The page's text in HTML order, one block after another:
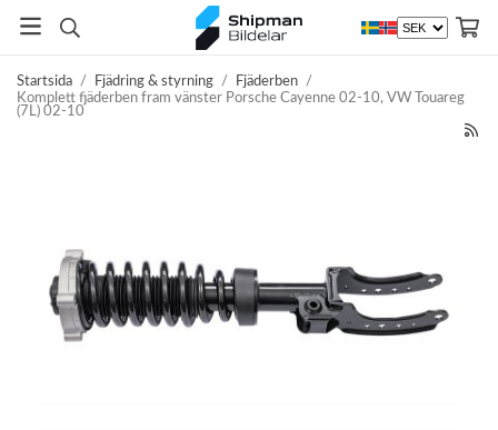
Startsida / Fjädring & styrning / Fjäderben /
Komplett fjäderben fram vänster Porsche Cayenne 02-10, VW Touareg
(7L) 02-10